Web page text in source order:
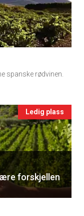
spanske rødvinen.
Ledig plass
forskjellen